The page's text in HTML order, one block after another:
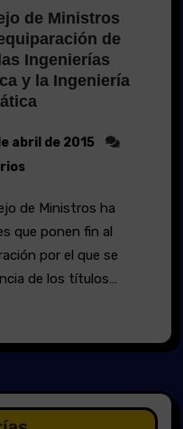
de Ministros
de
Ingenierías
y la Ingeniería
abril de 2015
que ponen fin al
por el que se
de los títulos…